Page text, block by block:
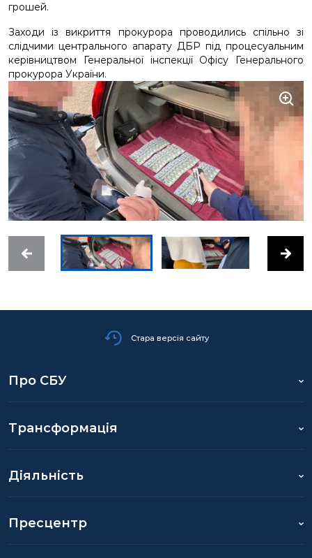
грошей.
Заходи із викриття прокурора проводились спільно зі
слідчими центрального апарату ДБР під процесуальним
керівництвом Генеральної інспекції Офісу Генерального
прокурора України.
Стара версія сайту
Про СБУ
Трансформація
Діяльність
Пресцентр